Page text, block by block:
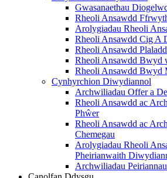
Gwasanaethau
Rheoli Ansawdd
Arolygiadau Rheoli
Rheoli Ansawdd Cig A
Rheoli Ansawdd
Rheoli Ansawdd Bwyd
Rheoli Ansawdd Bwyd
Cynhyrchion Diwydiannol
Archwiliadau Offer a
Rheoli Ansawdd ac
Phŵer
Rheoli Ansawdd ac
Chemegau
Arolygiadau Rheoli
Pheirianwaith
Archwiliadau